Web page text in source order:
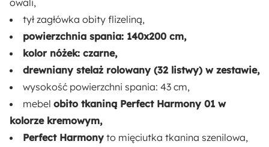
Szerokość:
173 cm
Podwójne
Rodzaj wezgłowia:
Poziome panele
tył zagłówka obity flizeliną,
powierzchnia spania: 140x200 cm,
kolor nóżek: czarne,
drewniany stelaż rolowany (32 listwy) w zestawie,
wysokość powierzchni spania: 43 cm,
mebel obito tkaniną Perfect Harmony 01 w
kolorze kremowym,
Perfect Harmony to mięciutka tkanina szenilowa,